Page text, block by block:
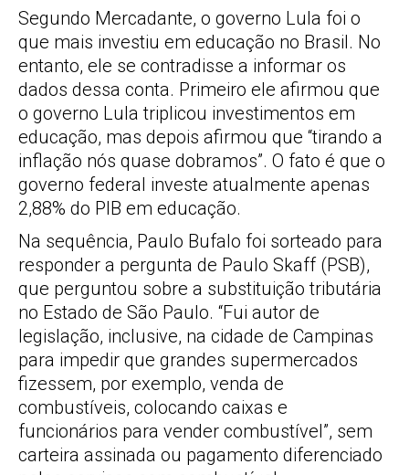
Segundo Mercadante, o governo Lula foi o
que mais investiu em educação no Brasil. No
entanto, ele se contradisse a informar os
dados dessa conta. Primeiro ele afirmou que
o governo Lula triplicou investimentos em
educação, mas depois afirmou que “tirando a
inflação nós quase dobramos”. O fato é que o
governo federal investe atualmente apenas
2,88% do PIB em educação.
Na sequência, Paulo Bufalo foi sorteado para
responder a pergunta de Paulo Skaff (PSB),
que perguntou sobre a substituição tributária
no Estado de São Paulo. “Fui autor de
legislação, inclusive, na cidade de Campinas
para impedir que grandes supermercados
fizessem, por exemplo, venda de
combustíveis, colocando caixas e
funcionários para vender combustível”, sem
carteira assinada ou pagamento diferenciado